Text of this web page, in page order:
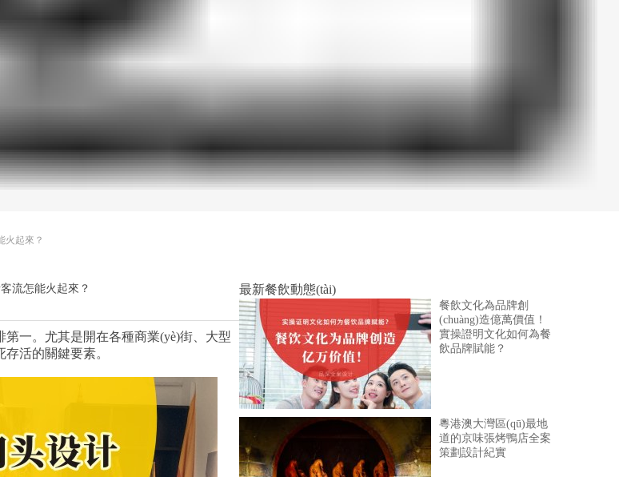
來？
客流怎能火起來？
。尤其是開在各種商業(yè)街、大型
活的關鍵要素。
最新餐飲動態(tài)
餐飲文化為品牌創
(chuàng)造億萬價值！
實操證明文化如何為餐
飲品牌賦能？
粵港澳大灣區(qū)最地
道的京味張烤鴨店全案
策劃設計紀實